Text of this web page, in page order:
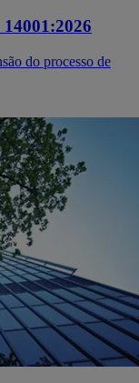
do processo de